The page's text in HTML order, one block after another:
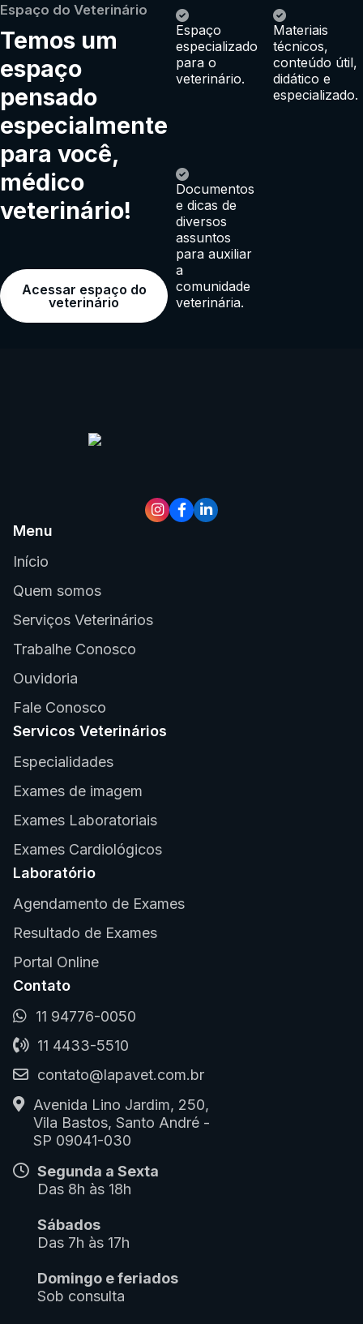
Espaço do Veterinário
Temos um
espaço
pensado
especialmente
para você,
médico
veterinário!
Acessar espaço do
veterinário
Espaço
especializado
para o
veterinário.
Materiais
técnicos,
conteúdo útil,
didático e
especializado.
Documentos
e dicas de
diversos
assuntos
para auxiliar
a
comunidade
veterinária.
Menu
Início
Quem somos
Serviços Veterinários
Trabalhe Conosco
Ouvidoria
Fale Conosco
Servicos Veterinários
Especialidades
Exames de imagem
Exames Laboratoriais
Exames Cardiológicos
Laboratório
Agendamento de Exames
Resultado de Exames
Portal Online
Contato
11 94776-0050
11 4433-5510
contato@lapavet.com.br
Avenida Lino Jardim, 250,
Vila Bastos, Santo André -
SP 09041-030
Segunda a Sexta
Das 8h às 18h
Sábados
Das 7h às 17h
Domingo e feriados
Sob consulta